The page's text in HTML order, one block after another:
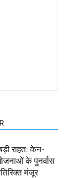
राहत: केन-
के पुनर्वास
मंजूर